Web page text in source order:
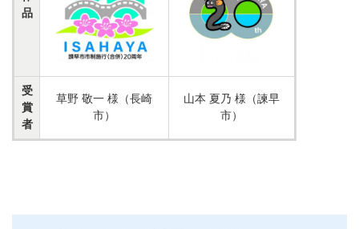
品
受
賞
者
草野 敬一 様（長崎
市）
山本 夏乃 様（諫早
市）